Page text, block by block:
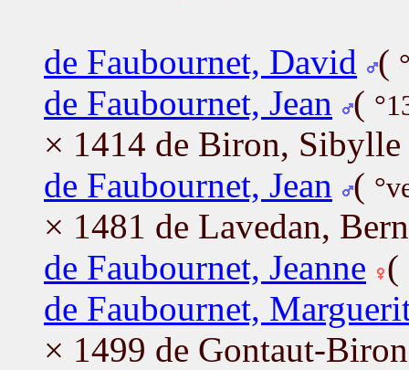
de Faubournet, David (
de Faubournet, Jean (
× 1414 de Biron, Sibylle
de Faubournet, Jean
(
× 1481 de Lavedan,
de Faubournet, Jeanne (
de Faubournet,
× 1499 de Gontaut-